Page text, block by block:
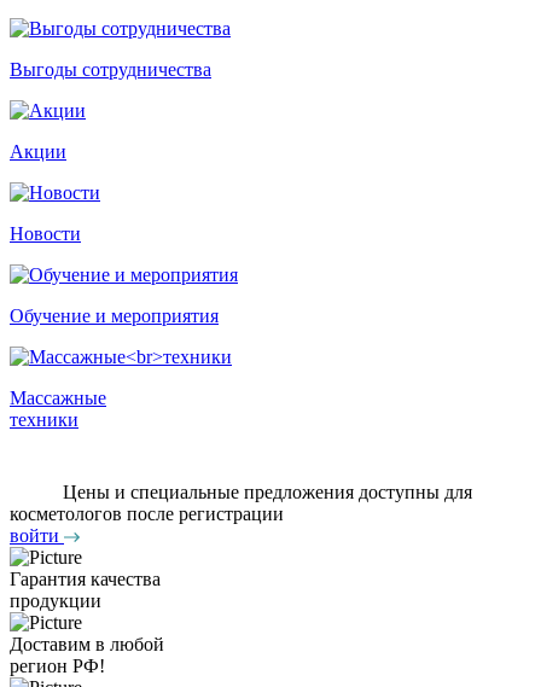
Выгоды сотрудничества
Акции
Новости
Обучение и мероприятия
Массажные
техники
Цены и специальные предложения доступны для
косметологов после регистрации
войти
Гарантия качества
продукции
Доставим в любой
регион РФ!